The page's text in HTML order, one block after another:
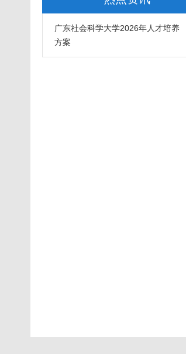
广东社会科学大学2026年人才培养
方案